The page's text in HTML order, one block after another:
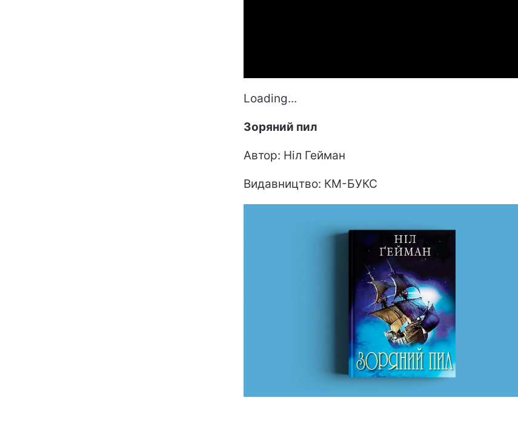
Loading...
Зоряний пил
Автор: Ніл Гейман
Видавництво: КМ-БУКС